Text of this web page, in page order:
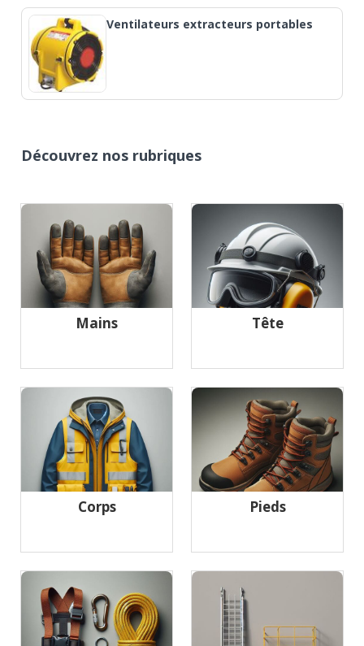
Ventilateurs extracteurs portables
Découvrez nos rubriques
Mains Tête
Corps Pieds